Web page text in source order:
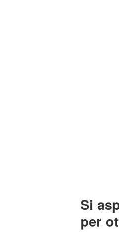
Si
per